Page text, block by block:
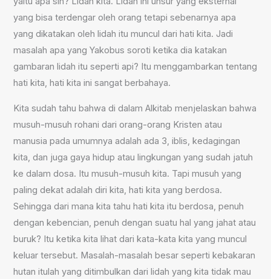
yang bisa terdengar oleh orang tetapi sebenarnya apa
yang dikatakan oleh lidah itu muncul dari hati kita. Jadi
masalah apa yang Yakobus soroti ketika dia katakan
gambaran lidah itu seperti api? Itu menggambarkan tentang
hati kita, hati kita ini sangat berbahaya.
Kita sudah tahu bahwa di dalam Alkitab menjelaskan bahwa
musuh-musuh rohani dari orang-orang Kristen atau
manusia pada umumnya adalah ada 3, iblis, kedagingan
kita, dan juga gaya hidup atau lingkungan yang sudah jatuh
ke dalam dosa. Itu musuh-musuh kita. Tapi musuh yang
paling dekat adalah diri kita, hati kita yang berdosa.
Sehingga dari mana kita tahu hati kita itu berdosa, penuh
dengan kebencian, penuh dengan suatu hal yang jahat atau
buruk? Itu ketika kita lihat dari kata-kata kita yang muncul
keluar tersebut. Masalah-masalah besar seperti kebakaran
hutan itulah yang ditimbulkan dari lidah yang kita tidak mau